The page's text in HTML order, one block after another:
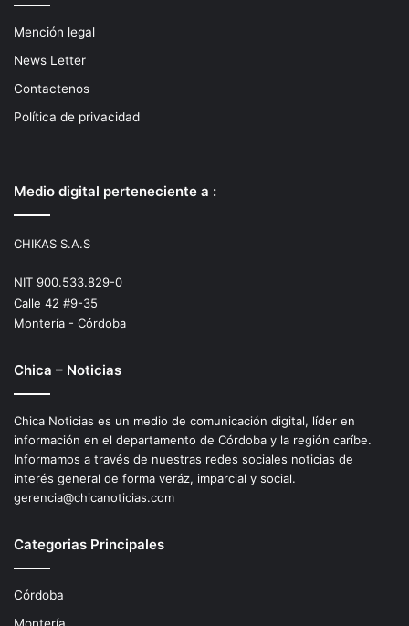
Mención legal
News Letter
Contactenos
Política de privacidad
Medio digital perteneciente a :
CHIKAS S.A.S
NIT 900.533.829-0
Calle 42 #9-35
Montería - Córdoba
Chica – Noticias
Chica Noticias es un medio de comunicación digital, líder en
información en el departamento de Córdoba y la región caríbe.
Informamos a través de nuestras redes sociales noticias de
interés general de forma veráz, imparcial y social.
gerencia@chicanoticias.com
Categorias Principales
Córdoba